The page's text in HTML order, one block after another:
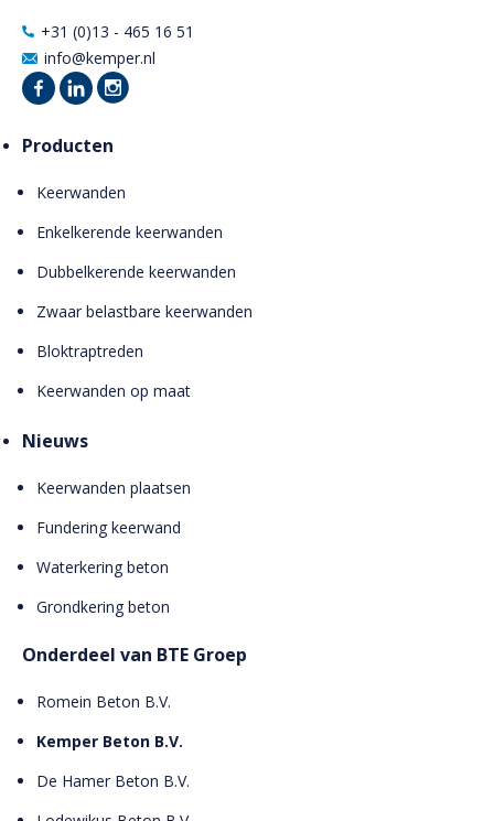
+31 (0)13 - 465 16 51
info@kemper.nl
Producten
Keerwanden
Enkelkerende keerwanden
Dubbelkerende keerwanden
Zwaar belastbare keerwanden
Bloktraptreden
Keerwanden op maat
Nieuws
Keerwanden plaatsen
Fundering keerwand
Waterkering beton
Grondkering beton
Onderdeel van BTE Groep
Romein Beton B.V.
Kemper Beton B.V.
De Hamer Beton B.V.